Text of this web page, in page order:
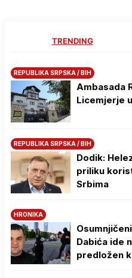
TRENDING
REPUBLIKA SRPSKA / BIH
Ambasada
Licemjerje
REPUBLIKA SRPSKA / BIH
Dodik:
priliku
Srbima
HRONIKA
Dabića ide
predložen